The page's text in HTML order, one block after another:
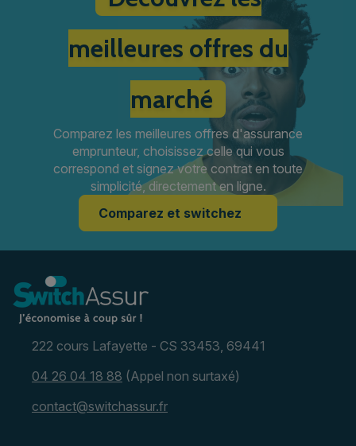
meilleures offres du
marché
Comparez les meilleures offres d'assurance
emprunteur, choisissez celle qui vous
correspond et signez votre contrat en toute
simplicité, directement en ligne.
Comparez et switchez
222 cours Lafayette - CS 33453, 69441
04 26 04 18 88 (Appel non surtaxé)
contact@switchassur.fr